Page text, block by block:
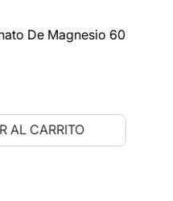
De Magnesio 60
AL CARRITO